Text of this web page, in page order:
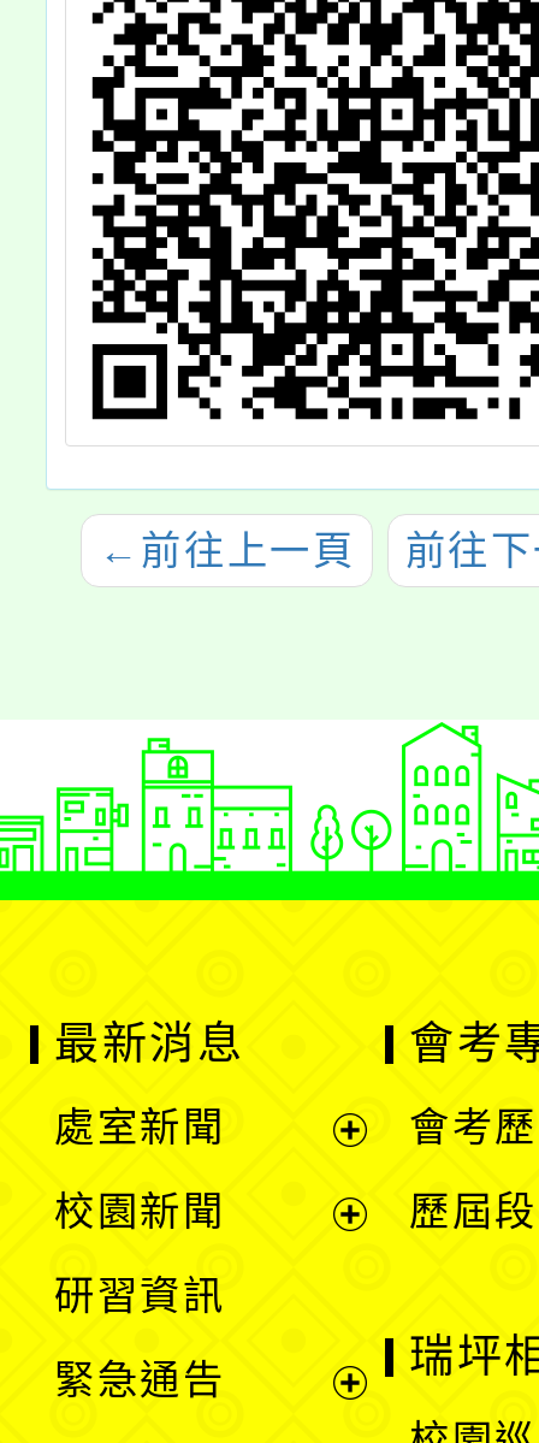
← 前往上一頁 前往
最新消息
處室新聞
單
校園新聞
選
研習資訊
緊急通告
會考
會考
歷屆
瑞坪